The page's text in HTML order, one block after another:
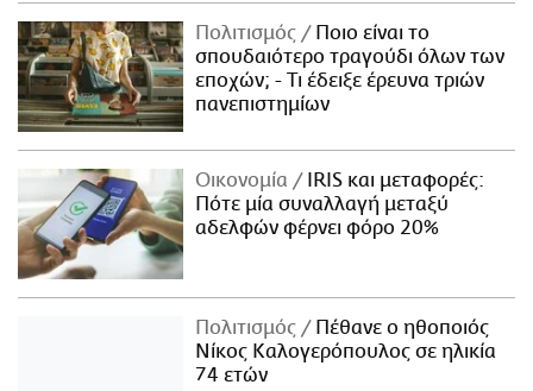
Πολιτισμός
Ποιο είναι το
σπουδαιότερο τραγούδι όλων των
εποχών; - Τι έδειξε έρευνα τριών
πανεπιστημίων
Οικονομία
IRIS και μεταφορές:
Πότε μία συναλλαγή μεταξύ
αδελφών φέρνει φόρο 20%
Πολιτισμός
Πέθανε ο ηθοποιός
Νίκος Καλογερόπουλος σε ηλικία
74 ετών